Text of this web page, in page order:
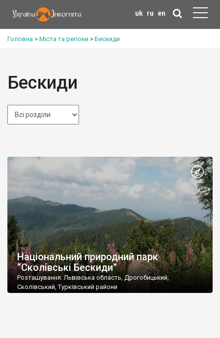
uk ru en
Головна > Міста та регіони > Бескиди
Бескиди
Національний природний парк
“Сколівські Бескиди”
Розташування: Львівська область, Дрогобицький,
Сколівський, Турківський райони
Сколе, вул. Кн. Святослава, 3